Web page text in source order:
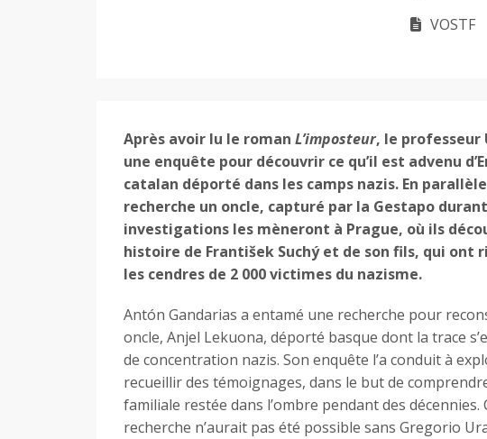
VOSTF
Après avoir lu le roman L’imposteur, le professeur
une enquête pour découvrir ce qu’il est advenu
catalan déporté dans les camps nazis. En
recherche un oncle, capturé par la Gestapo
investigations les mèneront à Prague, où ils
histoire de František Suchý et de son fils, qui ont
les cendres de 2 000 victimes du nazisme.
Antón Gandarias a entamé une recherche pour
oncle, Anjel Lekuona, déporté basque dont la trace
de concentration nazis. Son enquête l’a conduit à
recueillir des témoignages, dans le but de
familiale restée dans l’ombre pendant des décennies.
recherche n’aurait pas été possible sans Gregorio